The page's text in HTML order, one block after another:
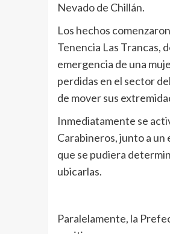
Nevado de Chillán.
Los hechos
Tenencia Las Trancas,
emergencia de una
perdidas en el sector
de mover sus
Inmediatamente se
Carabineros, junto a un
que se pudiera
ubicarlas.
Paralelamente, la